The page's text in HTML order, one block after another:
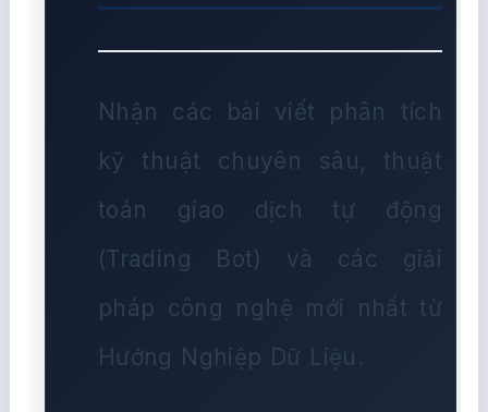
Nhận các bài viết phân tích
kỹ thuật chuyên sâu, thuật
toán giao dịch tự động
(Trading Bot) và các giải
pháp công nghệ mới nhất từ
Hướng Nghiệp Dữ Liệu.